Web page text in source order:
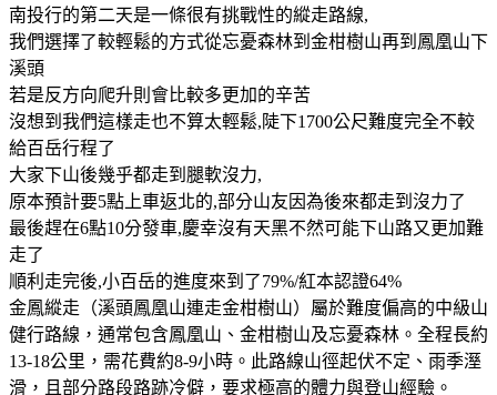
南投行的第二天是一條很有挑戰性的縱走路線,
我們選擇了較輕鬆的方式從忘憂森林到金柑樹山再到鳳凰山下
溪頭
若是反方向爬升則會比較多更加的辛苦
沒想到我們這樣走也不算太輕鬆,陡下1700公尺難度完全不較
給百岳行程了
大家下山後幾乎都走到腿軟沒力,
原本預計要5點上車返北的,部分山友因為後來都走到沒力了
最後趕在6點10分發車,慶幸沒有天黑不然可能下山路又更加難
走了
順利走完後,小百岳的進度來到了79%/紅本認證64%
金鳳縱走（溪頭鳳凰山連走金柑樹山）屬於難度偏高的中級山
健行路線，通常包含鳳凰山、金柑樹山及忘憂森林。全程長約
13-18公里，需花費約8-9小時。此路線山徑起伏不定、雨季溼
滑，且部分路段路跡冷僻，要求極高的體力與登山經驗。